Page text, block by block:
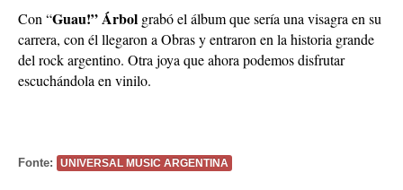
Con “Guau!” Árbol grabó el álbum que sería una visagra en su
carrera, con él llegaron a Obras y entraron en la historia grande
del rock argentino. Otra joya que ahora podemos disfrutar
escuchándola en vinilo.
Fonte: UNIVERSAL MUSIC ARGENTINA